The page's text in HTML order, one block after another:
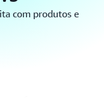
com produtos e